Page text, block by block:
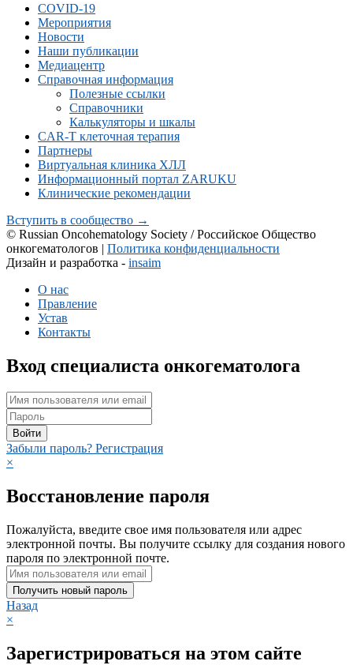
COVID-19
Мероприятия
Новости
Наши публикации
Медиацентр
Справочная информация
Полезные ссылки
Справочники
Калькуляторы и шкалы
CAR-Т клеточная терапия
Партнеры
Виртуальная клиника ХЛЛ
Информационный портал ZARUKU
Клинические рекомендации
Вступить в сообщество →
© Russian Oncohematology Society / Российское Общество
онкогематологов | Политика конфиденциальности
Дизайн и разработка - insaim
О нас
Правление
Устав
Контакты
Вход специалиста онкогематолога
Войти
Забыли пароль? Регистрация
×
Восстановление пароля
Пожалуйста, введите свое имя пользователя или адрес
электронной почты. Вы получите ссылку для создания нового
пароля по электронной почте.
Получить новый пароль
Назад
×
Зарегистрироваться на этом сайте